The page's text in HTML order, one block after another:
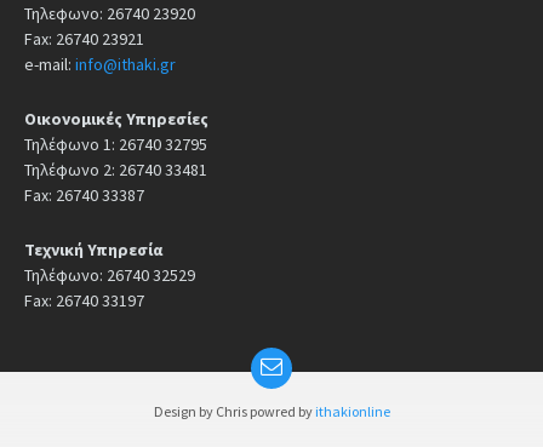
Τηλεφωνο: 26740 23920
Fax: 26740 23921
e-mail: info@ithaki.gr
Οικονομικές Υπηρεσίες
Τηλέφωνο 1: 26740 32795
Τηλέφωνο 2: 26740 33481
Fax: 26740 33387
Τεχνική Υπηρεσία
Τηλέφωνο: 26740 32529
Fax: 26740 33197
Design by Chris powred by ithakionline